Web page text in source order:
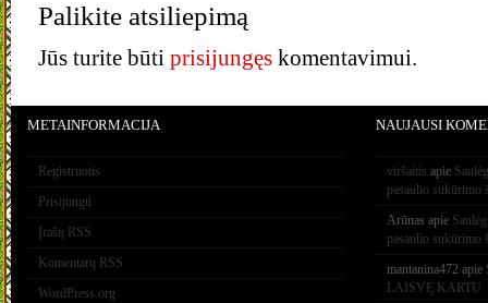
Palikite atsiliepimą
Jūs turite būti prisijungęs komentavimui.
METAINFORMACIJA
Registruotis
Prisijungti
Įrašų RSS
Komentarų RSS
WordPress.org
NAUJAUSI
viršaitis apie
pasaulio sukūrimo
Arūnas apie
pasaulio sukūrimo
mantanina472 apie
LAISVĘ KARTU